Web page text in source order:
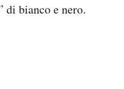
di bianco e nero.